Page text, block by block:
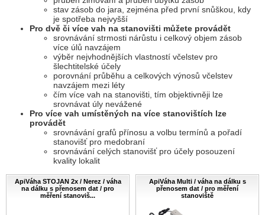
stav zásob do jara, zejména před první snůškou, kdy
je spotřeba nejvyšší
Pro dvě či více vah na stanovišti můžete provádět
srovnávání strmosti nárůstu i celkový objem zásob
více úlů navzájem
výběr nejvhodnějších vlastností včelstev pro
šlechtitelské účely
porovnání průběhu a celkových výnosů včelstev
navzájem mezi léty
čím více vah na stanovišti, tím objektivněji lze
srovnávat úly nevážené
Pro více vah umístěných na více stanovištích lze
provádět
srovnávání grafů přínosu a volbu termínů a pořadí
stanovišť pro medobraní
srovnávání celých stanovišť pro účely posouzení
kvality lokalit
ApiVáha STOJAN 2x / Nerez / váha
na dálku s přenosem dat / pro
měření stanoviš...
ApiVáha Multi / váha na dálku s
přenosem dat / pro měření
stanoviště